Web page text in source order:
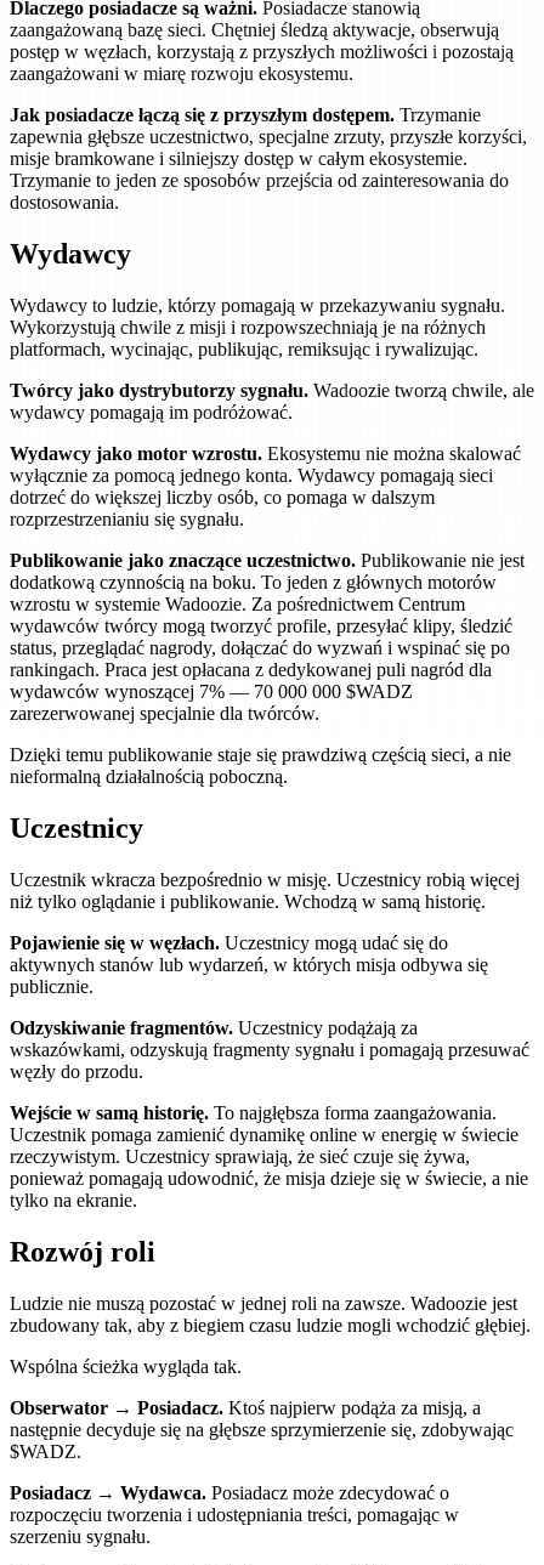
Dlaczego posiadacze są ważni. Posiadacze stanowią
zaangażowaną bazę sieci. Chętniej śledzą aktywacje, obserwują
postęp w węzłach, korzystają z przyszłych możliwości i pozostają
zaangażowani w miarę rozwoju ekosystemu.
Jak posiadacze łączą się z przyszłym dostępem. Trzymanie
zapewnia głębsze uczestnictwo, specjalne zrzuty, przyszłe korzyści,
misje bramkowane i silniejszy dostęp w całym ekosystemie.
Trzymanie to jeden ze sposobów przejścia od zainteresowania do
dostosowania.
Wydawcy
Wydawcy to ludzie, którzy pomagają w przekazywaniu sygnału.
Wykorzystują chwile z misji i rozpowszechniają je na różnych
platformach, wycinając, publikując, remiksując i rywalizując.
Twórcy jako dystrybutorzy sygnału. Wadoozie tworzą chwile, ale
wydawcy pomagają im podróżować.
Wydawcy jako motor wzrostu. Ekosystemu nie można skalować
wyłącznie za pomocą jednego konta. Wydawcy pomagają sieci
dotrzeć do większej liczby osób, co pomaga w dalszym
rozprzestrzenianiu się sygnału.
Publikowanie jako znaczące uczestnictwo. Publikowanie nie jest
dodatkową czynnością na boku. To jeden z głównych motorów
wzrostu w systemie Wadoozie. Za pośrednictwem Centrum
wydawców twórcy mogą tworzyć profile, przesyłać klipy, śledzić
status, przeglądać nagrody, dołączać do wyzwań i wspinać się po
rankingach. Praca jest opłacana z dedykowanej puli nagród dla
wydawców wynoszącej 7% — 70 000 000 $WADZ
zarezerwowanej specjalnie dla twórców.
Dzięki temu publikowanie staje się prawdziwą częścią sieci, a nie
nieformalną działalnością poboczną.
Uczestnicy
Uczestnik wkracza bezpośrednio w misję. Uczestnicy robią więcej
niż tylko oglądanie i publikowanie. Wchodzą w samą historię.
Pojawienie się w węzłach. Uczestnicy mogą udać się do
aktywnych stanów lub wydarzeń, w których misja odbywa się
publicznie.
Odzyskiwanie fragmentów. Uczestnicy podążają za
wskazówkami, odzyskują fragmenty sygnału i pomagają przesuwać
węzły do ​​przodu.
Wejście w samą historię. To najgłębsza forma zaangażowania.
Uczestnik pomaga zamienić dynamikę online w energię w świecie
rzeczywistym. Uczestnicy sprawiają, że sieć czuje się żywa,
ponieważ pomagają udowodnić, że misja dzieje się w świecie, a nie
tylko na ekranie.
Rozwój roli
Ludzie nie muszą pozostać w jednej roli na zawsze. Wadoozie jest
zbudowany tak, aby z biegiem czasu ludzie mogli wchodzić głębiej.
Wspólna ścieżka wygląda tak.
Obserwator → Posiadacz. Ktoś najpierw podąża za misją, a
następnie decyduje się na głębsze sprzymierzenie się, zdobywając
$WADZ.
Posiadacz → Wydawca. Posiadacz może zdecydować o
rozpoczęciu tworzenia i udostępniania treści, pomagając w
szerzeniu sygnału.